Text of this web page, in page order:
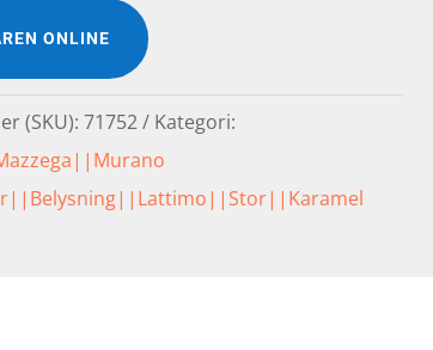
ONLINE
(SKU):71752
Kategori: